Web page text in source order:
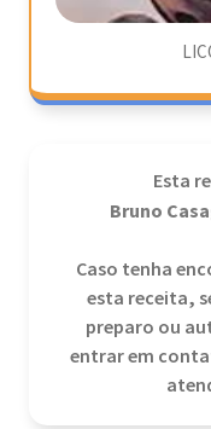
Esta
Bruno
Caso tenha
esta receita,
preparo ou
entrar em